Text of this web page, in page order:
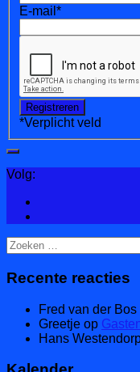
E-mail *
*Verplicht veld
Volg:
Zoeken
naar:
Recente reacties
Fred van der Bos
Greetje op
Hans